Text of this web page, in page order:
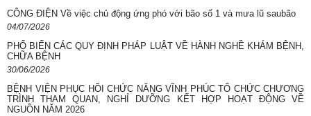
CÔNG ĐIỆN Về việc chủ động ứng phó với bão số 1 và mưa lũ saubão
04/07/2026
PHỔ BIẾN CÁC QUY ĐỊNH PHÁP LUẬT VỀ HÀNH NGHỀ KHÁM BỆNH,
CHỮA BỆNH
30/06/2026
BỆNH VIỆN PHỤC HỒI CHỨC NĂNG VĨNH PHÚC TỔ CHỨC CHƯƠNG
TRÌNH THAM QUAN, NGHỈ DƯỠNG KẾT HỢP HOẠT ĐỘNG VỀ
NGUỒN NĂM 2026